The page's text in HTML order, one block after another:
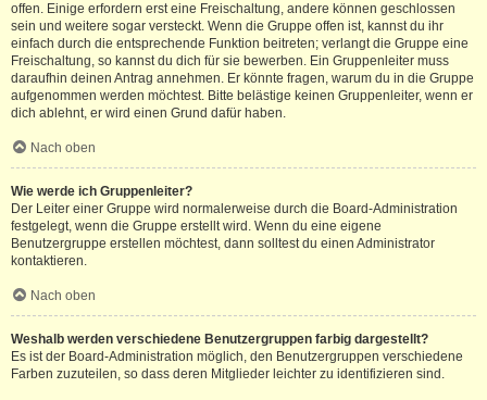
offen. Einige erfordern erst eine Freischaltung, andere können geschlossen
sein und weitere sogar versteckt. Wenn die Gruppe offen ist, kannst du ihr
einfach durch die entsprechende Funktion beitreten; verlangt die Gruppe eine
Freischaltung, so kannst du dich für sie bewerben. Ein Gruppenleiter muss
daraufhin deinen Antrag annehmen. Er könnte fragen, warum du in die Gruppe
aufgenommen werden möchtest. Bitte belästige keinen Gruppenleiter, wenn er
dich ablehnt, er wird einen Grund dafür haben.
Nach oben
Wie werde ich Gruppenleiter?
Der Leiter einer Gruppe wird normalerweise durch die Board-Administration
festgelegt, wenn die Gruppe erstellt wird. Wenn du eine eigene
Benutzergruppe erstellen möchtest, dann solltest du einen Administrator
kontaktieren.
Nach oben
Weshalb werden verschiedene Benutzergruppen farbig dargestellt?
Es ist der Board-Administration möglich, den Benutzergruppen verschiedene
Farben zuzuteilen, so dass deren Mitglieder leichter zu identifizieren sind.